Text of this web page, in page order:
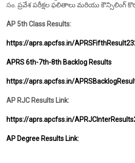
సం. ప్రవేశ పరీక్షల ఫలితాలు మరియు కౌన్సిలింగ్
AP 5th Class Results:
https://aprs.apcfss.in/
APRS 6th-7th-8th Backlog Results
https://aprs.apcfss.in/
AP RJC Results Link:
https://aprs.apcfss.in/
AP Degree Results Link: